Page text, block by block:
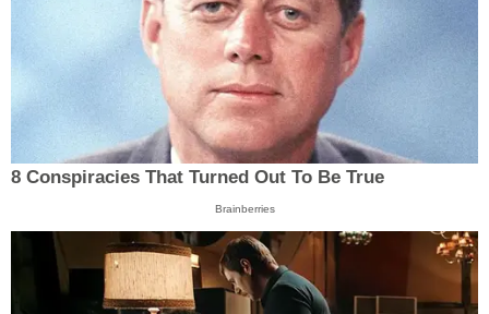
8 Conspiracies That Turned Out To Be True
Brainberries